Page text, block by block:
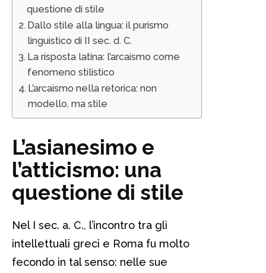
questione di stile
Dallo stile alla lingua: il purismo
linguistico di II sec. d. C.
La risposta latina: l’arcaismo come
fenomeno stilistico
L’arcaismo nella retorica: non
modello, ma stile
L’asianesimo e
l’atticismo: una
questione di stile
Nel I sec. a. C., l’incontro tra gli
intellettuali greci e Roma fu molto
fecondo in tal senso: nelle sue